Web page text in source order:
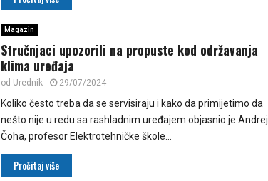
Magazin
Stručnjaci upozorili na propuste kod održavanja
klima uređaja
od Urednik 29/07/2024
Koliko često treba da se servisiraju i kako da primijetimo da
nešto nije u redu sa rashladnim uređajem objasnio je Andrej
Čoha, profesor Elektrotehničke škole...
Pročitaj više